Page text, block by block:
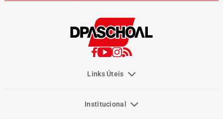
Links Úteis
Institucional